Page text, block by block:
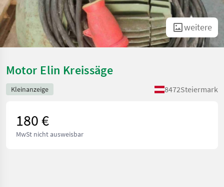
weitere
Motor Elin Kreissäge
Kleinanzeige 8472Steiermark
180 €
MwSt nicht ausweisbar